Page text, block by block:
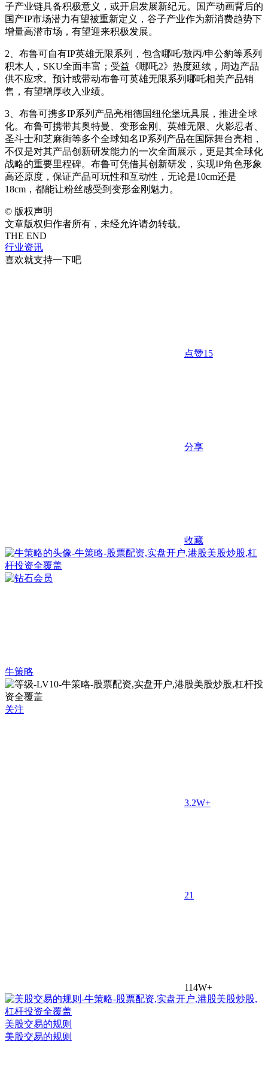
子产业链具备积极意义，或开启发展新纪元。国产动画背后的
国产IP市场潜力有望被重新定义，谷子产业作为新消费趋势下
增量高潜市场，有望迎来积极发展。
2、布鲁可自有IP英雄无限系列，包含哪吒/敖丙/申公豹等系列
积木人，SKU全面丰富；受益《哪吒2》热度延续，周边产品
供不应求。预计或带动布鲁可英雄无限系列哪吒相关产品销
售，有望增厚收入业绩。
3、布鲁可携多IP系列产品亮相德国纽伦堡玩具展，推进全球
化。布鲁可携带其奥特曼、变形金刚、英雄无限、火影忍者、
圣斗士和芝麻街等多个全球知名IP系列产品在国际舞台亮相，
不仅是对其产品创新研发能力的一次全面展示，更是其全球化
战略的重要里程碑。布鲁可凭借其创新研发，实现IP角色形象
高还原度，保证产品可玩性和互动性，无论是10cm还是
18cm，都能让粉丝感受到变形金刚魅力。
© 版权声明
文章版权归作者所有，未经允许请勿转载。
THE END
行业资讯
喜欢就支持一下吧
点赞15
分享
收藏
牛策略
关注
3.2W+
21
114W+
美股交易的规则
美股交易的规则